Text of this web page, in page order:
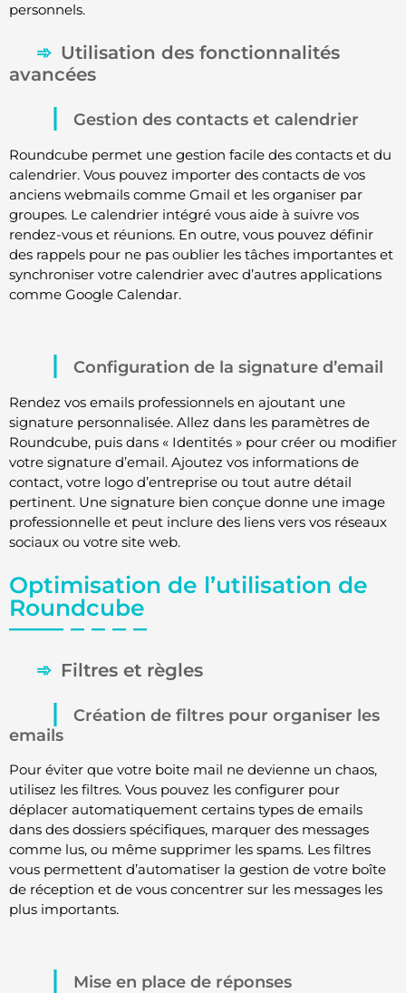
personnels.
Utilisation des fonctionnalités
avancées
Gestion des contacts et calendrier
Roundcube permet une gestion facile des contacts et du
calendrier. Vous pouvez importer des contacts de vos
anciens webmails comme Gmail et les organiser par
groupes. Le calendrier intégré vous aide à suivre vos
rendez-vous et réunions. En outre, vous pouvez définir
des rappels pour ne pas oublier les tâches importantes et
synchroniser votre calendrier avec d’autres applications
comme Google Calendar.
Configuration de la signature d’email
Rendez vos emails professionnels en ajoutant une
signature personnalisée. Allez dans les paramètres de
Roundcube, puis dans « Identités » pour créer ou modifier
votre signature d’email. Ajoutez vos informations de
contact, votre logo d’entreprise ou tout autre détail
pertinent. Une signature bien conçue donne une image
professionnelle et peut inclure des liens vers vos réseaux
sociaux ou votre site web.
Optimisation de l’utilisation de
Roundcube
Filtres et règles
Création de filtres pour organiser les
emails
Pour éviter que votre boite mail ne devienne un chaos,
utilisez les filtres. Vous pouvez les configurer pour
déplacer automatiquement certains types de emails
dans des dossiers spécifiques, marquer des messages
comme lus, ou même supprimer les spams. Les filtres
vous permettent d’automatiser la gestion de votre boîte
de réception et de vous concentrer sur les messages les
plus importants.
Mise en place de réponses